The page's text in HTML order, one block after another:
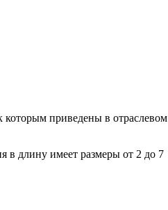
которым приведены в отраслевом
в длину имеет размеры от 2 до 7